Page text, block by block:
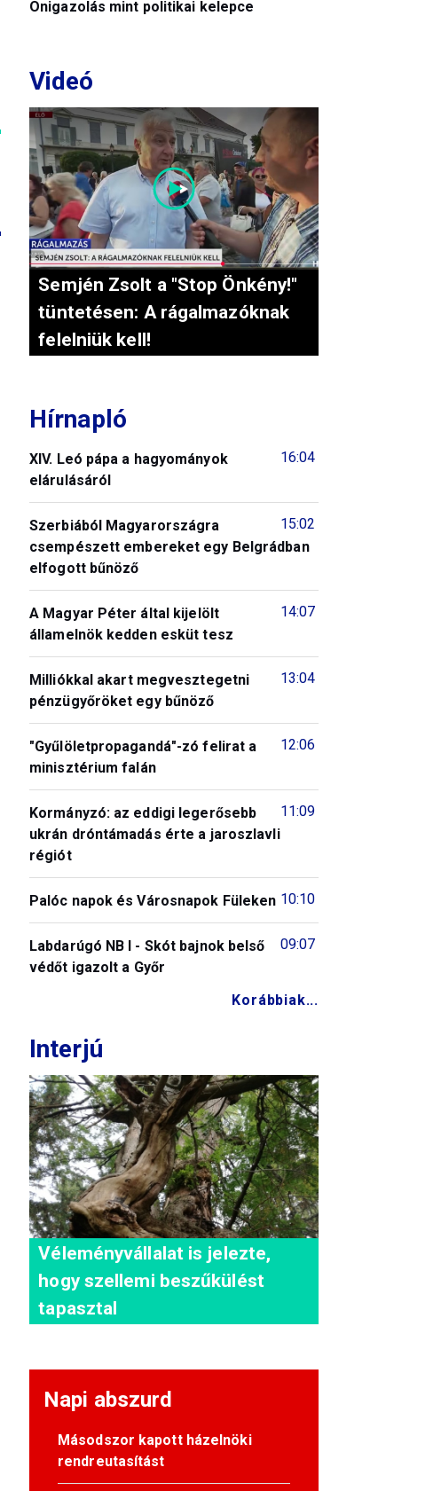
Önigazolás mint politikai kelepce
Videó
Semjén Zsolt a "Stop Önkény!"
tüntetésen: A rágalmazóknak
felelniük kell!
Hírnapló
16:04
XIV. Leó pápa a hagyományok
elárulásáról
15:02
Szerbiából Magyarországra
csempészett embereket egy Belgrádban
elfogott bűnöző
14:07
A Magyar Péter által kijelölt
államelnök kedden esküt tesz
13:04
Milliókkal akart megvesztegetni
pénzügyőröket egy bűnöző
12:06
"Gyűlöletpropagandá"-zó felirat a
minisztérium falán
11:09
Kormányzó: az eddigi legerősebb
ukrán dróntámadás érte a jaroszlavli
régiót
10:10
Palóc napok és Városnapok Füleken
09:07
Labdarúgó NB I - Skót bajnok belső
védőt igazolt a Győr
Korábbiak...
Interjú
Véleményvállalat is jelezte,
hogy szellemi beszűkülést
tapasztal
Napi abszurd
Másodszor kapott házelnöki
rendreutasítást